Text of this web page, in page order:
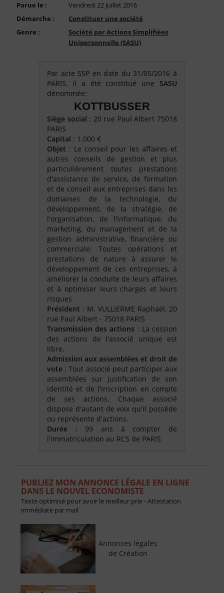
Parue le :
Vendredi 22 Juillet 2016
Démarche :
Constituer une société
Genre :
Société par Actions Simplifiées
Unipersonnelle (SASU)
Par acte SSP en date du 31/05/2016 à
PARIS, il a été constitué une SASU
dénommée:
KOTTBUSSER
Siège social : 20 rue Paul Albert 75018
PARIS
Capital : 1.000 €
Objet : Le conseil pour les affaires et
autres conseils de gestion et plus
particulièrement toutes prestations
d'assistance de service, de formation
et de conseil aux entreprises dans les
domaines de la technologie, du
développement, de la stratégie, de
l'organisation, de l'informatique, du
marketing, du management et de la
gestion administrative, financière ou
commerciale; Toutes opérations et
prestations de nature à assurer le
développement de ces entreprises, à
améliorer la conduite de leurs affaires
et à optimiser leurs charges et leurs
risques
Président : M. VULLIERME Raphaël, 20
rue Paul Albert - 75018 PARIS
Transmission des actions : La cession
des actions de l'associé unique est
libre.
Admission aux assemblées et droit de
vote : Tout associé peut participer aux
assemblées sur justification de son
identité et de l'inscription en compte
de ses actions. Chaque associé
dispose d'autant de voix qu'il possède
ou représente d'actions.
Durée : 99 ans à compter de
l'immatriculation au RCS de PARIS
PUBLIEZ MON ANNONCE LÉGALE EN LIGNE
DANS LE NOUVEL ECONOMISTE
Texte optimisé pour avoir le meilleur prix - Attestation
immédiate par mail
Annonces légales
de Création